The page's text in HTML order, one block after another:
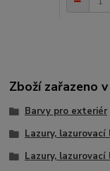
Zboží zařazeno
Barvy pro exteriér
Lazury, lazurovací
Lazury, lazurovací